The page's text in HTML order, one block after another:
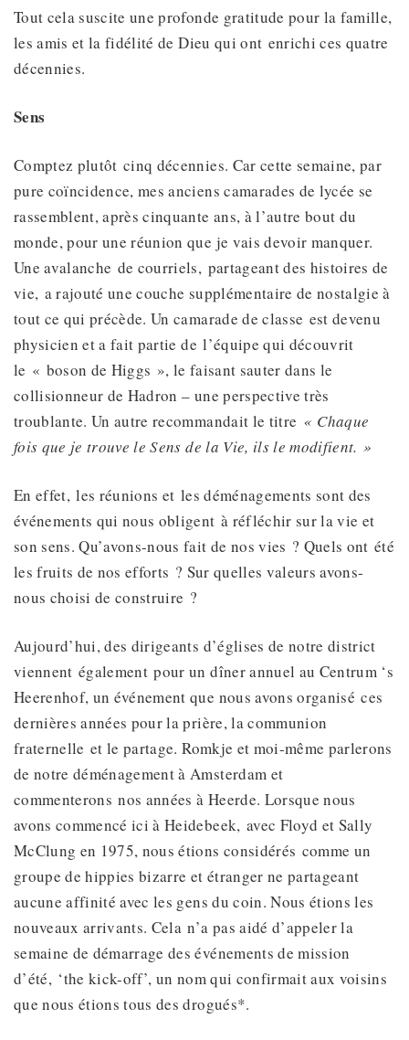
Tout cela suscite une profonde gratitude pour la famille,
les amis et la fidélité de Dieu qui ont enrichi ces quatre
décennies.
Sens
Comptez plutôt cinq décennies. Car cette semaine, par
pure coïncidence, mes anciens camarades de lycée se
rassemblent, après cinquante ans, à l’autre bout du
monde, pour une réunion que je vais devoir manquer.
Une avalanche de courriels, partageant des histoires de
vie, a rajouté une couche supplémentaire de nostalgie à
tout ce qui précède. Un camarade de classe est devenu
physicien et a fait partie de l’équipe qui découvrit
le « boson de Higgs », le faisant sauter dans le
collisionneur de Hadron – une perspective très
troublante. Un autre recommandait le titre « Chaque
fois que je trouve le Sens de la Vie, ils le modifient. »
En effet, les réunions et les déménagements sont des
événements qui nous obligent à réfléchir sur la vie et
son sens. Qu’avons-nous fait de nos vies ? Quels ont été
les fruits de nos efforts ? Sur quelles valeurs avons-
nous choisi de construire ?
Aujourd’hui, des dirigeants d’églises de notre district
viennent également pour un dîner annuel au Centrum ‘s
Heerenhof, un événement que nous avons organisé ces
dernières années pour la prière, la communion
fraternelle et le partage. Romkje et moi-même parlerons
de notre déménagement à Amsterdam et
commenterons nos années à Heerde. Lorsque nous
avons commencé ici à Heidebeek, avec Floyd et Sally
McClung en 1975, nous étions considérés comme un
groupe de hippies bizarre et étranger ne partageant
aucune affinité avec les gens du coin. Nous étions les
nouveaux arrivants. Cela n’a pas aidé d’appeler la
semaine de démarrage des événements de mission
d’été, ‘the kick-off’, un nom qui confirmait aux voisins
que nous étions tous des drogués*.